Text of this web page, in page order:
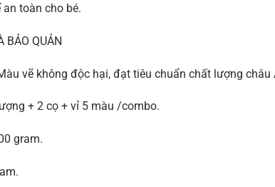
toàn cho bé.
BẢO QUẢN
vẽ không độc hại, đạt tiêu chuẩn chất lượng châu
+ 2 cọ + vỉ 5 màu /combo.
gram.